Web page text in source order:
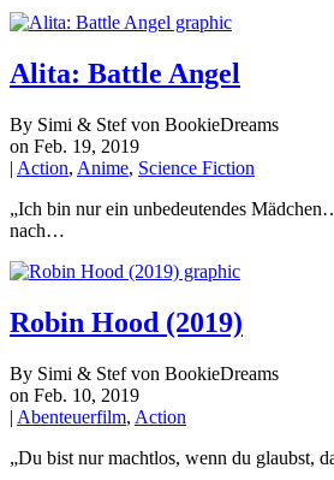
Alita: Battle Angel
By Simi & Stef von BookieDreams
on Feb. 19, 2019
| Action, Anime, Science Fiction
„Ich bin nur ein unbedeutendes
nach…
Robin Hood (2019)
By Simi & Stef von BookieDreams
on Feb. 10, 2019
| Abenteuerfilm, Action
„Du bist nur machtlos, wenn du glaubst,